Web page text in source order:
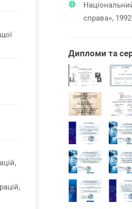
справа»,
Дипломи та